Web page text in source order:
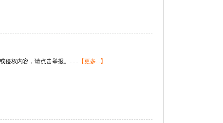
侵权内容，请点击举报。...... 【更多...】